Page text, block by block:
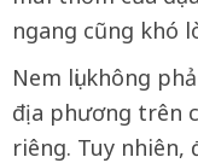
ngang cũng khó
Nem lụi không
địa phương trên
riêng. Tuy nhiên,